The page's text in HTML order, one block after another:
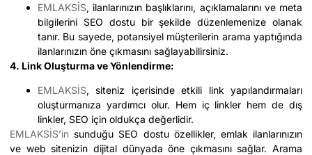
EMLAKSİS, ilanlarınızın başlıklarını, açıklamalarını ve meta
bilgilerini SEO dostu bir şekilde düzenlemenize olanak
tanır. Bu sayede, potansiyel müşterilerin arama yaptığında
ilanlarınızın öne çıkmasını sağlayabilirsiniz.
4. Link Oluşturma ve Yönlendirme:
EMLAKSİS, siteniz içerisinde etkili link yapılandırmaları
oluşturmanıza yardımcı olur. Hem iç linkler hem de dış
linkler, SEO için oldukça değerlidir.
EMLAKSİS’in sunduğu SEO dostu özellikler, emlak ilanlarınızın
ve web sitenizin dijital dünyada öne çıkmasını sağlar. Arama